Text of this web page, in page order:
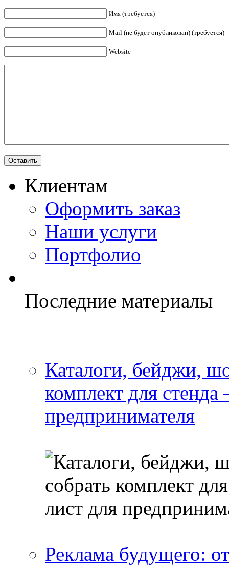
Имя (требуется)
Mail (не будет опубликован) (требуется)
Website
Клиентам
Оформить заказ
Наши услуги
Портфолио
Последние материалы
Каталоги, бейджи,
комплект для
предпринимателя
Реклама будущего: